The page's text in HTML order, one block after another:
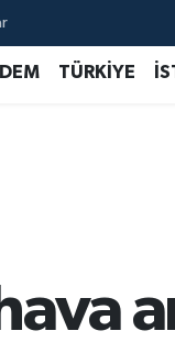
TÜRKİYE